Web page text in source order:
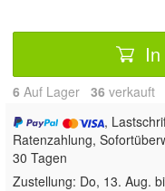
6 Auf Lager 36 verkauft
,
Ratenzahlung,
30 Tagen
Zustellung: Do, 13. Aug.